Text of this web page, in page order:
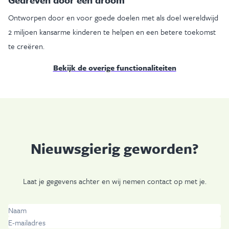
Ontworpen door en voor goede doelen met als doel wereldwijd
2 miljoen kansarme kinderen te helpen en een betere toekomst
te creëren.
Bekijk de overige functionaliteiten
Nieuwsgierig geworden?
Laat je gegevens achter en wij nemen contact op met je.